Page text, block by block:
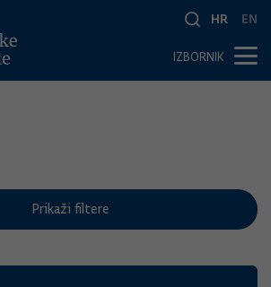
HR EN
IZBORNIK
Prikaži filtere